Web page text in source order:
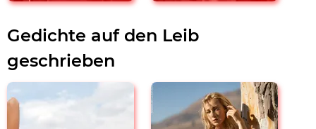
Gedichte auf den Leib
geschrieben